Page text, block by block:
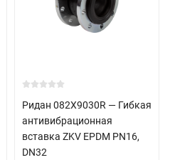
Ридан 082X9030R — Гибкая
антивибрационная
вставка ZKV EPDM PN16,
DN32